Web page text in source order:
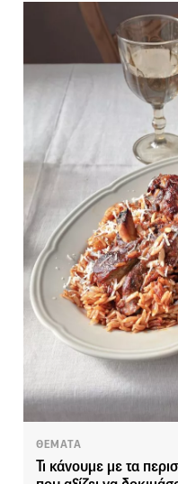
ΘΕΜΑΤΑ
Τι κάνουμε με τα